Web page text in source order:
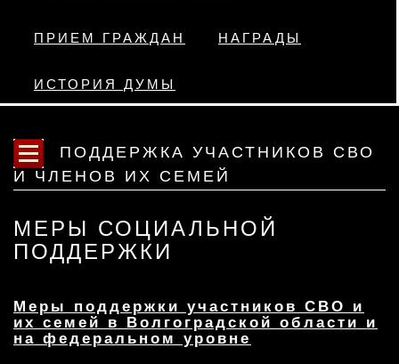
ПРИЕМ ГРАЖДАН НАГРАДЫ
ИСТОРИЯ ДУМЫ
ПОДДЕРЖКА УЧАСТНИКОВ СВО
И ЧЛЕНОВ ИХ СЕМЕЙ
МЕРЫ СОЦИАЛЬНОЙ
ПОДДЕРЖКИ
Меры поддержки участников СВО и
их семей в Волгоградской области и
на федеральном уровне